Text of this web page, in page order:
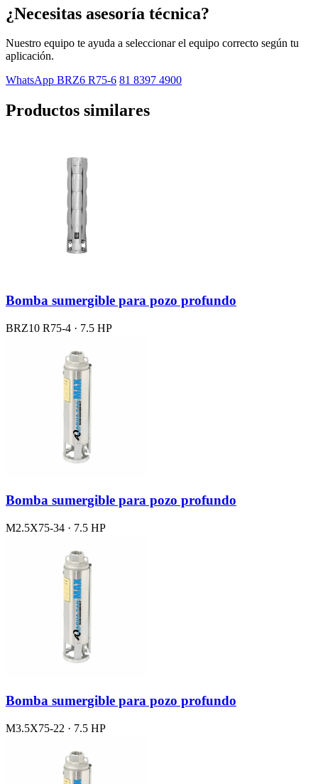
¿Necesitas asesoría técnica?
Nuestro equipo te ayuda a seleccionar el equipo correcto según tu
aplicación.
WhatsApp BRZ6 R75-6 81 8397 4900
Productos similares
Bomba sumergible para pozo profundo
BRZ10 R75-4 · 7.5 HP
Bomba sumergible para pozo profundo
M2.5X75-34 · 7.5 HP
Bomba sumergible para pozo profundo
M3.5X75-22 · 7.5 HP